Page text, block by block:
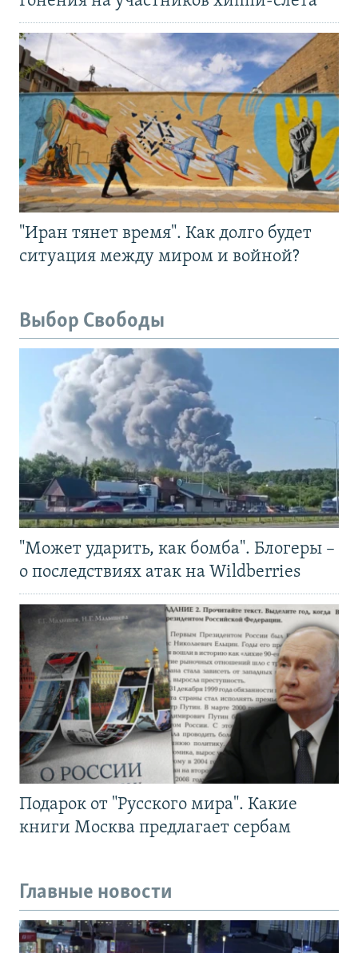
"Иран тянет время". Как долго будет
ситуация между миром и войной?
Выбор Свободы
"Может ударить, как бомба". Блогеры –
о последствиях атак на Wildberries
Подарок от "Русского мира". Какие
книги Москва предлагает сербам
Главные новости